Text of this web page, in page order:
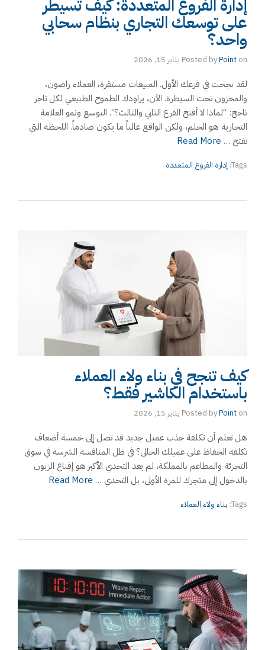
إدارة الفروع المتعددة: كيف تسيطر
على توسعك التجاري بنظام سحابي
واحد؟
Posted byPoint on يناير 15, 2026
لقد نجحت في فرعك الأول. المبيعات مستقرة، العملاء راضون،
والمخزون تحت السيطرة. الآن، يراودك الطموح الطبيعي لكل تاجر
ناجح: “لماذا لا أفتح الفرع الثاني والثالث؟”. التوسع ونمو العلامة
التجارية هو الحلم، ولكن الواقع غالباً ما يكون صادماً. اللحظة التي
تفتح … Read More
Tags: إدارة الفروع المتعددة
كيف تنجح في بناء ولاء العملاء
باستخدام الكاشير فقط؟
Posted byPoint on يناير 15, 2026
هل تعلم أن تكلفة جذب عميل جديد قد تصل إلى خمسة أضعاف
تكلفة الحفاظ على عميلك الحالي؟ في ظل المنافسة الشرسة في سوق
التجزئة والمطاعم بالمملكة، لم يعد التحدي الأكبر هو إقناع الزبون
بالدخول إلى متجرك للمرة الأولى، بل التحدي … Read More
Tags: بناء ولاء العملاء